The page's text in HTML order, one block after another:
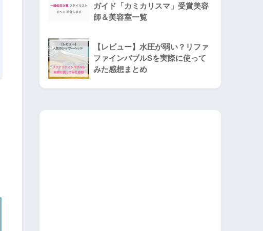
ガイド「カミカリスマ」受賞美容
師＆美容室一覧
【レビュー】水圧が弱い？リファ
ファインバブルSを実際に使って
みた感想まとめ